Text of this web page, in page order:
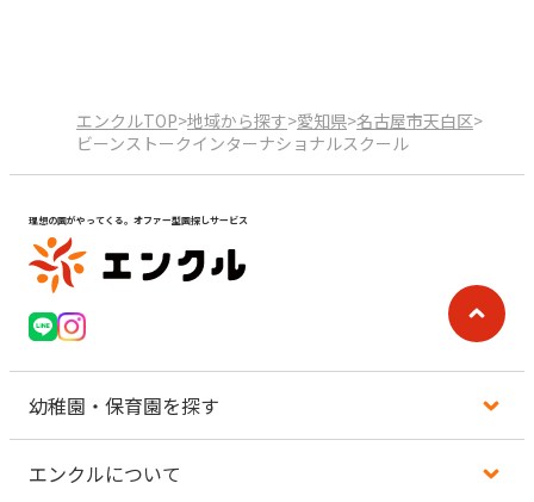
エンクルTOP>地域から探す>愛知県>名古屋市天白区>
ビーンストークインターナショナルスクール
理想の園がやってくる。オファー型園探しサービス
幼稚園・保育園を探す
エンクルについて